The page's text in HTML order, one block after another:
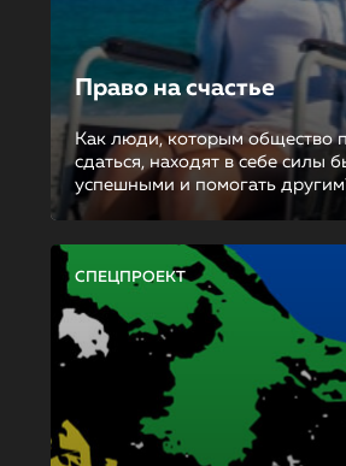
Право на счастье
Как люди, которым общество
сдаться, находят в себе силы
успешными и помогать
СПЕЦПРОЕКТ